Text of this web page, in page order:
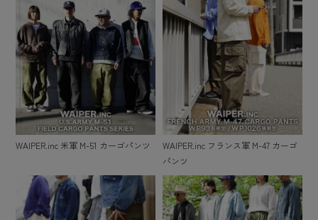
WAIPER.inc 米軍 M-51 カーゴパンツ
WAIPER.inc フランス軍 M-47 カーゴ
パンツ